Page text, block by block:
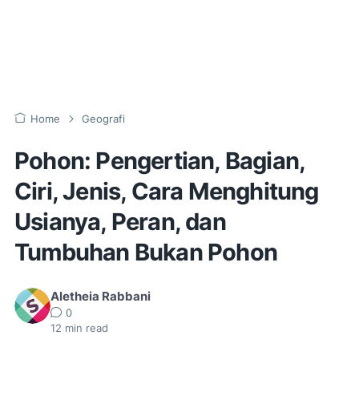
Home Geografi
Pohon: Pengertian, Bagian,
Ciri, Jenis, Cara Menghitung
Usianya, Peran, dan
Tumbuhan Bukan Pohon
Aletheia Rabbani
0
12 min read